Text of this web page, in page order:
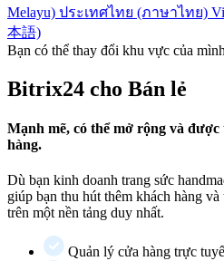
Melayu) ประเทศไทย (ภาษาไทย)
本語)
Bạn có thể thay đổi khu vực của
Bitrix24 cho Bán lẻ
Mạnh mẽ, có thể mở rộng và
hàng.
Dù bạn kinh doanh trang sức
giúp bạn thu hút thêm khách hàng
trên một nền tảng duy nhất.
Quản lý cửa hàng trực